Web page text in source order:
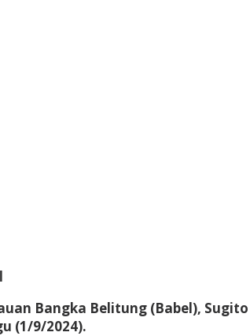
Bangka Belitung (Babel),
(1/9/2024).